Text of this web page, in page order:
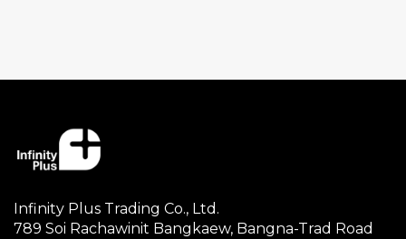
Infinity Plus Trading Co., Ltd.
789 Soi Rachawinit Bangkaew, Bangna-Trad Road